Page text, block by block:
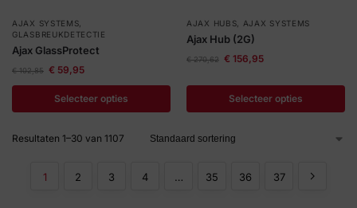
AJAX SYSTEMS
GLASBREUKDETECTIE
Ajax GlassProtect
€102,85 € 59,95
Selecteer opties
AJAX HUBS AJAX SYSTEMS
Ajax Hub (2G)
€270,62 € 156,95
Selecteer opties
Resultaten 1–30 van 1107
1 2 3 4 … 35 36 37